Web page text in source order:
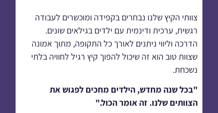
צוותי הקיץ שלנו נבחרים בקפידה ומוכשרים לעבודה
רגשית, ערכית ודינמית עם ילדים בגילאים שונים.
הדרכה וליווי ניתנים לאורך כל התקופה, מתוך אמונה
שצוות טוב הוא זה שיכול להפוך קיץ רגיל לחוויה בלתי
נשכחת.
"בכל שנה מחדש, הילדים מחכים לפגוש את
הצוותים שלנו. זה אומר הכול."